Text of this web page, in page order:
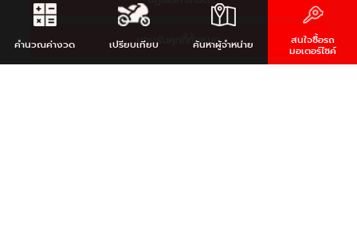
คำนวณค่างวด เปรียบเทียบ ค้นหาผู้จำหน่าย สนใจซื้อรถ
มอเตอร์ไซค์
ยอมรับคุกกี้ทั้งหมด